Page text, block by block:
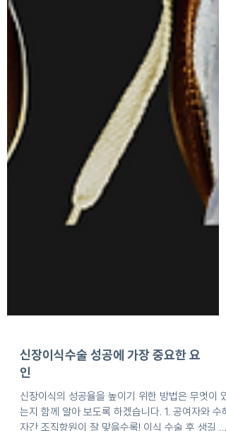
신장이식수술 성공에 가장 중요한 요
인
신장이식의 성공율을 높이기 위한 방법은 무엇이 있